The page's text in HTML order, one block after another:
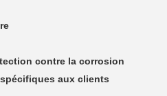
contre la corrosion
aux clients